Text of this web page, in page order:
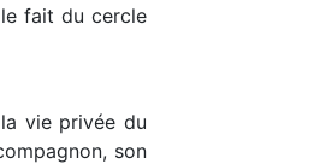
fait du cercle
vie privée du
son